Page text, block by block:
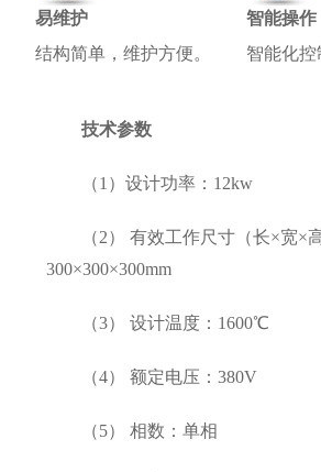
易维护
结构简单，维护方便。
智能操作
智能化
技术参数
（1）设计功率：12kw
（2） 有效工作尺寸（长×宽×
300×300×300mm
（3） 设计温度：1600℃
（4） 额定电压：380V
（5） 相数：单相